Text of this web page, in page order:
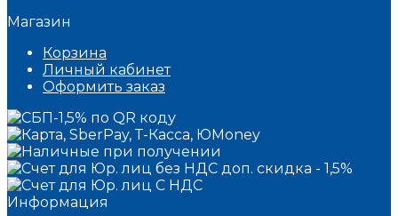
Магазин
Корзина
Личный кабинет
Оформить заказ
Информация